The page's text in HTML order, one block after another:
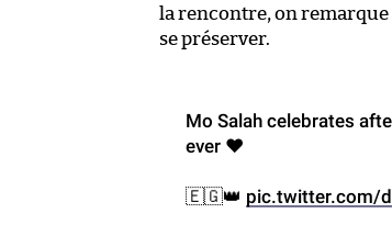
la rencontre, on remarque
se préserver.
ever ❤️
— The Redmen TV